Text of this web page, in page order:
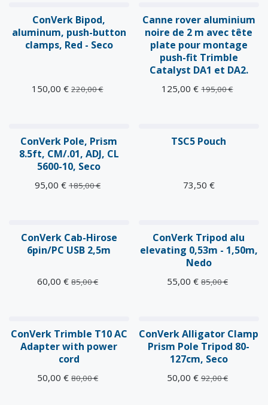
ConVerk Bipod,
aluminum, push-button
clamps, Red - Seco
150,00 € 220,00€
Canne rover aluminium
noire de 2 m avec tête
plate pour montage
push-fit Trimble
Catalyst DA1 et DA2.
125,00 € 195,00€
ConVerk Pole, Prism
8.5ft, CM/.01, ADJ, CL
5600-10, Seco
95,00 € 185,00€
TSC5 Pouch
73,50 €
ConVerk Cab-Hirose
6pin/PC USB 2,5m
60,00 € 85,00€
ConVerk Tripod alu
elevating 0,53m - 1,50m,
Nedo
55,00 € 85,00€
ConVerk Trimble T10 AC
Adapter with power
cord
50,00 € 80,00€
ConVerk Alligator Clamp
Prism Pole Tripod 80-
127cm, Seco
50,00 € 92,00€